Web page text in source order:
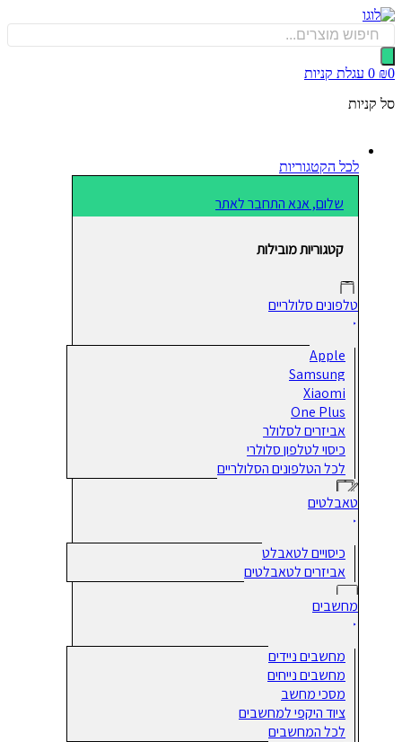
0 עגלת קניות
לכל הקטגוריות
שלום, אנא התחבר לאתר
קטגוריות מובילות
טלפונים סלולריים
Apple
Samsung
Xiaomi
One Plus
אביזרים לסלולר
כיסוי לטלפון סלולרי
לכל הטלפונים הסלולריים
טאבלטים
כיסויים לטאבלט
אביזרים לטאבלטים
מחשבים
מחשבים ניידים
מחשבים נייחים
מסכי מחשב
ציוד היקפי למחשבים
לכל המחשבים